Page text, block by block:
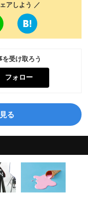
アしよう ／
受け取ろう
フォロー
る